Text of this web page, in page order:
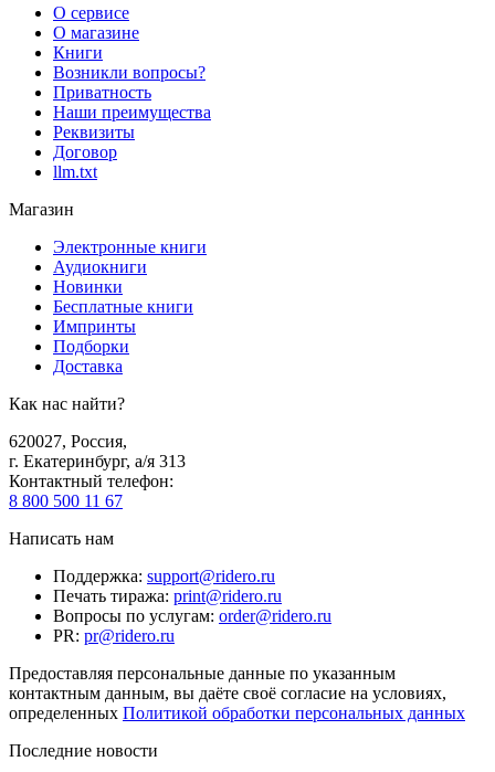
О сервисе
О магазине
Книги
Возникли вопросы?
Приватность
Наши преимущества
Реквизиты
Договор
llm.txt
Магазин
Электронные книги
Аудиокниги
Новинки
Бесплатные книги
Импринты
Подборки
Доставка
Как нас найти?
620027, Россия,
г. Екатеринбург, а/я 313
Контактный телефон:
8 800 500 11 67
Написать нам
Поддержка: support@ridero.ru
Печать тиража: print@ridero.ru
Вопросы по услугам: order@ridero.ru
PR: pr@ridero.ru
Предоставляя персональные данные по указанным
контактным данным, вы даёте своё согласие на условиях,
определенных Политикой обработки персональных данных
Последние новости